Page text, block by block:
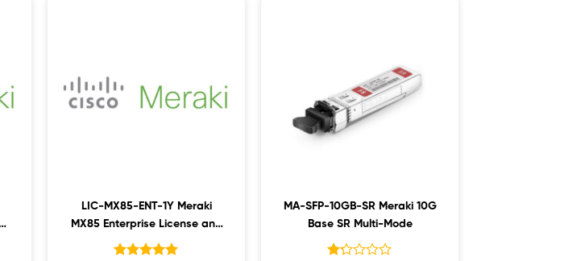
LIC-MX85-ENT-1Y Meraki
MX85 Enterprise License and
Support, 1YR
MA-SFP-10GB-SR Meraki 10G
Base SR Multi-Mode